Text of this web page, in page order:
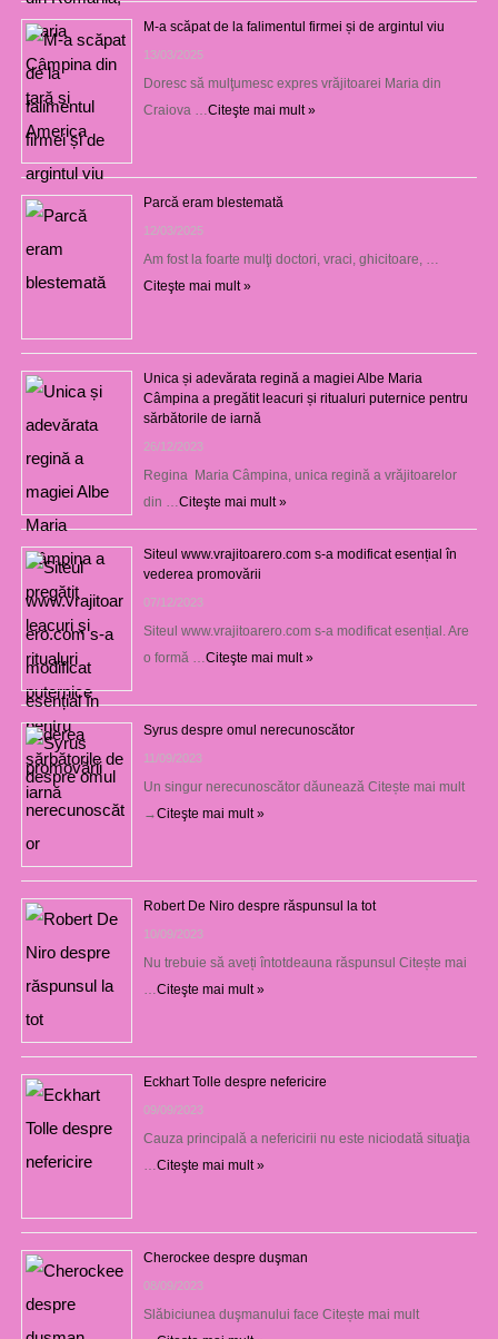
M-a scăpat de la falimentul firmei și de argintul viu
13/03/2025
Doresc să mulţumesc expres vrăjitoarei Maria din
Craiova … Citeşte mai mult »
Parcă eram blestemată
12/03/2025
Am fost la foarte mulţi doctori, vraci, ghicitoare, …
Citeşte mai mult »
Unica și adevărata regină a magiei Albe Maria
Câmpina a pregătit leacuri și ritualuri puternice pentru
sărbătorile de iarnă
26/12/2023
Regina Maria Câmpina, unica regină a vrăjitoarelor
din … Citeşte mai mult »
Siteul www.vrajitoarero.com s-a modificat esențial în
vederea promovării
07/12/2023
Siteul www.vrajitoarero.com s-a modificat esențial. Are
o formă … Citeşte mai mult »
Syrus despre omul nerecunoscător
11/09/2023
Un singur nerecunoscător dăunează Citește mai mult
→Citeşte mai mult »
Robert De Niro despre răspunsul la tot
10/09/2023
Nu trebuie să aveți întotdeauna răspunsul Citește mai
Citeşte mai mult »
Eckhart Tolle despre nefericire
09/09/2023
Cauza principală a nefericirii nu este niciodată situaţia
Citeşte mai mult »
Cherockee despre duşman
08/09/2023
Slăbiciunea duşmanului face Citește mai mult